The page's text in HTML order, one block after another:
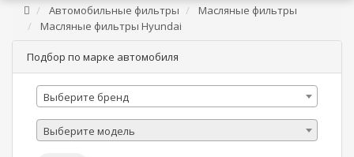
Автомобильные фильтры
Масляные фильтры
Масляные фильтры Hyundai
Подбор по марке автомобиля
Выберите бренд
Выберите модель